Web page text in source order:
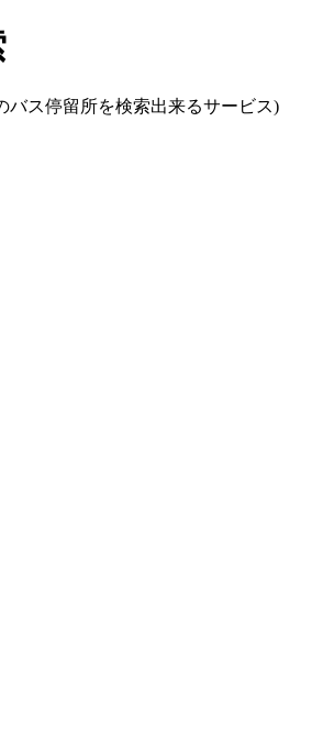
バス停留所を検索出来るサービス)